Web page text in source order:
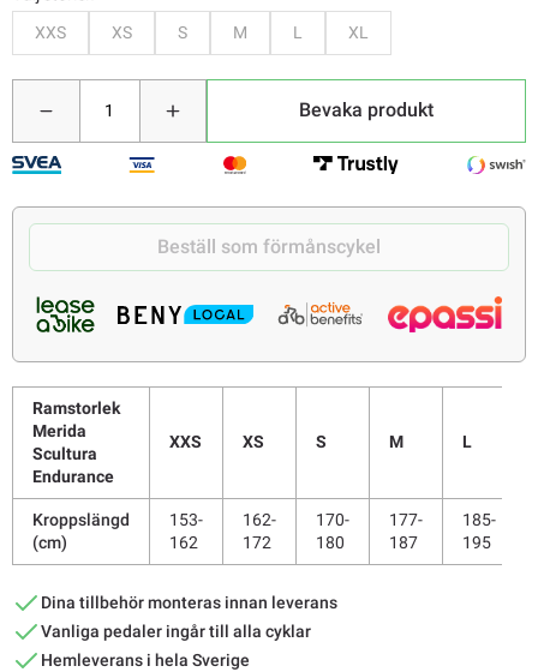
XXS
XS S M L XL
Bevaka produkt
Beställ som förmånscykel
Ramstorlek
Merida
Scultura
Endurance
XXS XS S M L
Kroppslängd
(cm)
153-
162
162-
172
170-
180
177-
187
185-
195
Dina tillbehör monteras innan leverans
Vanliga pedaler ingår till alla cyklar
Hemleverans i hela Sverige